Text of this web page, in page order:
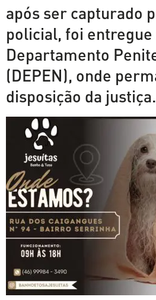
após ser capturado
policial, foi entregue
Departamento
(DEPEN), onde
disposição da justiça.